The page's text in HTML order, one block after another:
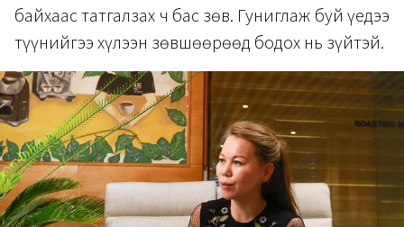
байхаас татгалзах ч бас зөв. Гуниглаж буй үедээ
түүнийгээ хүлээн зөвшөөрөөд бодох нь зүйтэй.